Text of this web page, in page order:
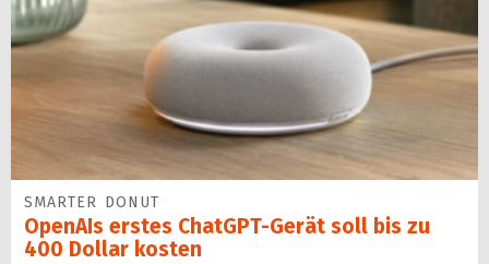
SMARTER DONUT
OpenAIs erstes ChatGPT-Gerät soll bis zu
400 Dollar kosten